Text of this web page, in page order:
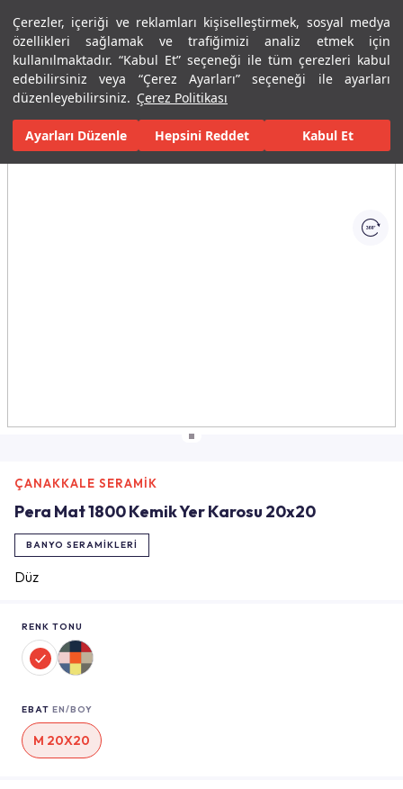
Çerezler, içeriği ve reklamları kişiselleştirmek, sosyal medya
özellikleri sağlamak ve trafiğimizi analiz etmek için
kullanılmaktadır. “Kabul Et” seçeneği ile tüm çerezleri kabul
edebilirsiniz veya “Çerez Ayarları” seçeneği ile ayarları
düzenleyebilirsiniz. Çerez Politikası
Ayarları Düzenle Hepsini Reddet Kabul Et
Menü Menü
Ana Sayfa Karolar Konut İçi Alanlar Banyo Seramikleri
Tüm Görseller(1)
ÇANAKKALE SERAMİK
Pera Mat 1800 Kemik Yer Karosu 20x20
BANYO SERAMIKLERI
Düz
RENK TONU
EBAT EN/BOY
M 20X20